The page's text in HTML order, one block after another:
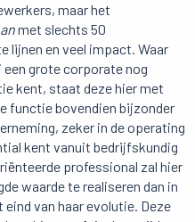
maar het
met slechts 50
lijnen en veel impact. Waar
een grote corporate nog
kent, staat deze hier met
functie bovendien bijzonder
zeker in de operating
kent vanuit bedrijfskundig
professional zal hier
waarde te realiseren dan in
van haar evolutie. Deze